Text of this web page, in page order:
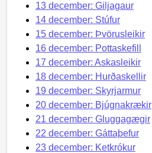
13 december: Giljagaur
14 december: Stúfur
15 december: Þvörusleikir
16 december: Pottaskefill
17 december: Askasleikir
18 december: Hurðaskellir
19 december: Skyrjarmur
20 december: Bjúgnakrækir
21 december: Gluggagægir
22 december: Gáttaþefur
23 december: Ketkrókur